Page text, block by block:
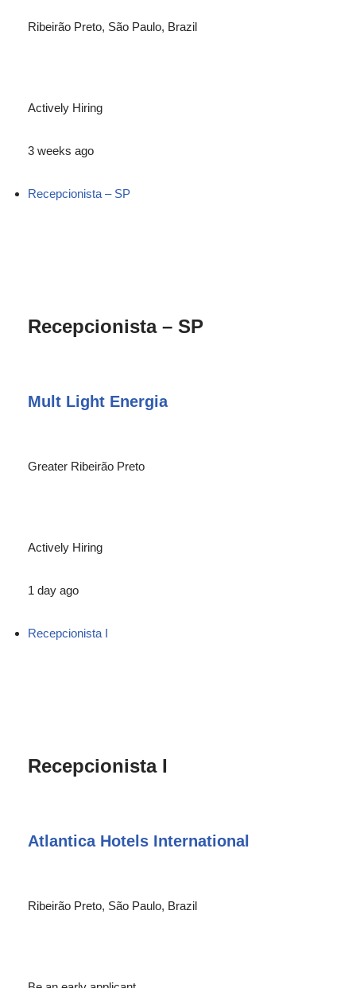
Ribeirão Preto, São Paulo, Brazil
Actively Hiring
3 weeks ago
Recepcionista – SP
Recepcionista – SP
Mult Light Energia
Greater Ribeirão Preto
Actively Hiring
1 day ago
Recepcionista I
Recepcionista I
Atlantica Hotels International
Ribeirão Preto, São Paulo, Brazil